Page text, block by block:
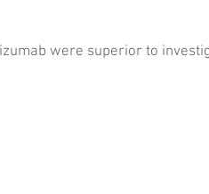
were superior to